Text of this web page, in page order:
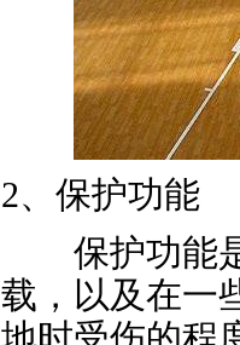
2、保护功能
保护功能是
载，以及在一